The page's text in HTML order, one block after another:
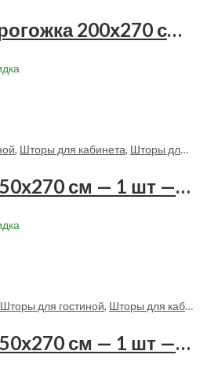
Штора блэкаут рогожка 200х270 см — 1 шт — 70129
, Шторы для кабинета, Шторы для спальни
Штора канвас 150х270 см — 1 шт — 70007 в спальню, гостиную
Шторы для гостиной, Шторы для кабинета
Штора канвас 150х270 см — 1 шт — 70008 в спальню, с гостиную